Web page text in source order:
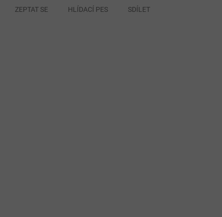
ZEPTAT SE HLÍDACÍ PES SDÍLET